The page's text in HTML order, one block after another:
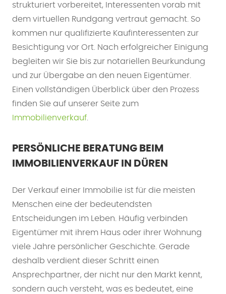
strukturiert vorbereitet, Interessenten vorab mit
dem virtuellen Rundgang vertraut gemacht. So
kommen nur qualifizierte Kaufinteressenten zur
Besichtigung vor Ort. Nach erfolgreicher Einigung
begleiten wir Sie bis zur notariellen Beurkundung
und zur Übergabe an den neuen Eigentümer.
Einen vollständigen Überblick über den Prozess
finden Sie auf unserer Seite zum
Immobilienverkauf
PERSÖNLICHE BERATUNG BEIM
IMMOBILIENVERKAUF IN DÜREN
Der Verkauf einer Immobilie ist für die meisten
Menschen eine der bedeutendsten
Entscheidungen im Leben. Häufig verbinden
Eigentümer mit ihrem Haus oder ihrer Wohnung
viele Jahre persönlicher Geschichte. Gerade
deshalb verdient dieser Schritt einen
Ansprechpartner, der nicht nur den Markt kennt,
sondern auch versteht, was es bedeutet, eine